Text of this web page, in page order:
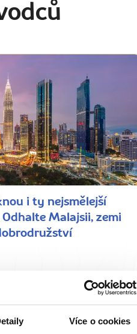
Více o cookies
i ty nejsmělejší
Malajsii, zemi